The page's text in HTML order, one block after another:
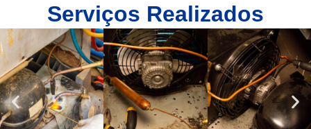
Serviços Realizados